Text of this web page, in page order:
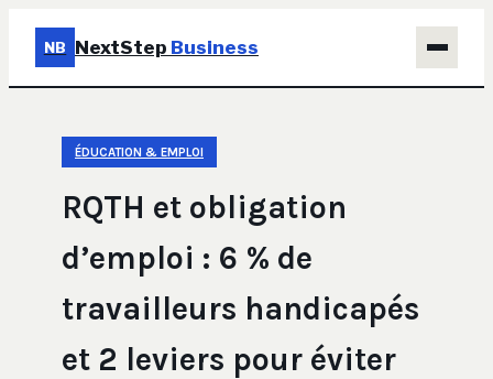
NB NextStep Business
ÉDUCATION & EMPLOI
RQTH et obligation
d’emploi : 6 % de
travailleurs handicapés
et 2 leviers pour éviter